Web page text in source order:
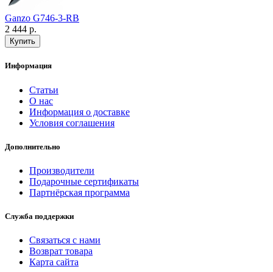
Ganzo G746-3-RB
2 444 р.
Информация
Статьи
О нас
Информация о доставке
Условия соглашения
Дополнительно
Производители
Подарочные сертификаты
Партнёрская программа
Служба поддержки
Связаться с нами
Возврат товара
Карта сайта